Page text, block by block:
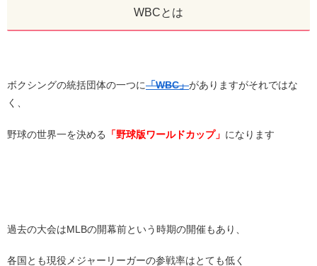
WBCとは
ボクシングの統括団体の一つに「WBC」がありますがそれではな
く、
野球の世界一を決める 「野球版ワールドカップ」 になります
過去の大会はMLBの開幕前という時期の開催もあり、
各国とも現役メジャーリーガーの参戦率はとても低く